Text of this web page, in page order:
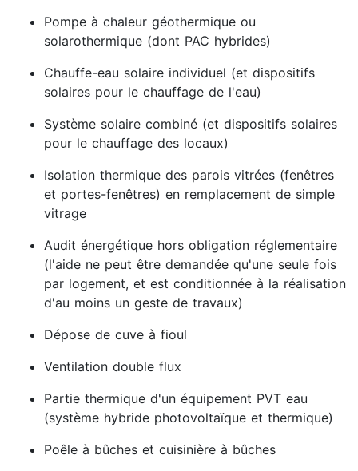
Pompe à chaleur géothermique ou
solarothermique (dont PAC hybrides)
Chauffe-eau solaire individuel (et dispositifs
solaires pour le chauffage de l'eau)
Système solaire combiné (et dispositifs solaires
pour le chauffage des locaux)
Isolation thermique des parois vitrées (fenêtres
et portes-fenêtres) en remplacement de simple
vitrage
Audit énergétique hors obligation réglementaire
(l'aide ne peut être demandée qu'une seule fois
par logement, et est conditionnée à la réalisation
d'au moins un geste de travaux)
Dépose de cuve à fioul
Ventilation double flux
Partie thermique d'un équipement PVT eau
(système hybride photovoltaïque et thermique)
Poêle à bûches et cuisinière à bûches